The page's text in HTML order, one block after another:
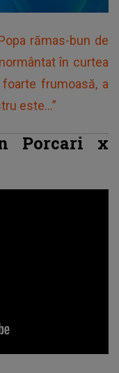
rămas-bun de
în curtea
frumoasă, a
este...”
Porcari x